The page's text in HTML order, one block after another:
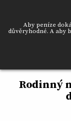
Aby peníze
důvěryhodné. A aby
Rodinný